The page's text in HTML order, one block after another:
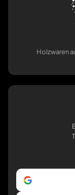
Holzwaren